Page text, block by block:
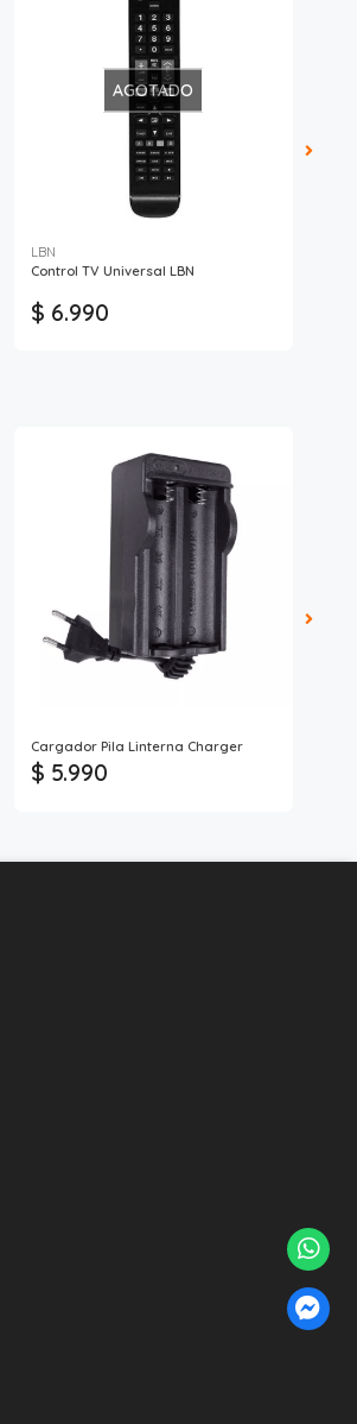
AGOTADO
LBN
Control TV Universal LBN
$ 6.990
Cargador Pila Linterna Charger
$ 5.990